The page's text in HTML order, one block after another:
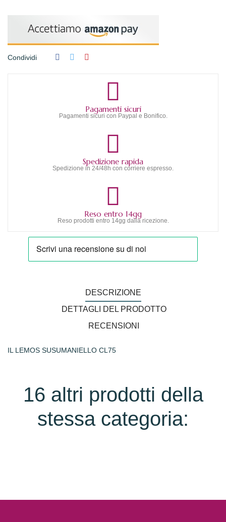
Condividi
Pagamenti sicuri
Pagamenti sicuri con Paypal e Bonifico.
Spedizione rapida
Spedizione in 24/48h con corriere espresso.
Reso entro 14gg
Reso prodotti entro 14gg dalla ricezione.
DESCRIZIONE
DETTAGLI DEL PRODOTTO
RECENSIONI
IL LEMOS SUSUMANIELLO CL75
16 altri prodotti della
stessa categoria: